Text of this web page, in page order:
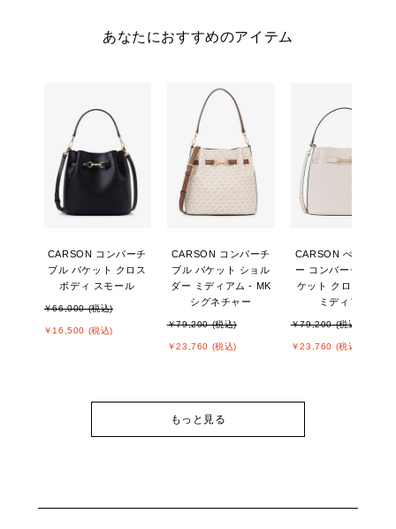
あなたにおすすめのアイテム
CARSON コンバーチ
ブル バケット クロス
ボディ スモール
￥66,000 (税込)
￥16,500 (税込)
CARSON コンバーチ
ブル バケット ショル
ダー ミディアム - MK
シグネチャー
￥79,200 (税込)
￥23,760 (税込)
CARSON ぺブルレザ
ー コンバーチブル バ
ケット クロスボディ
ミディアム
￥79,200 (税込)
￥23,760 (税込)
もっと見る